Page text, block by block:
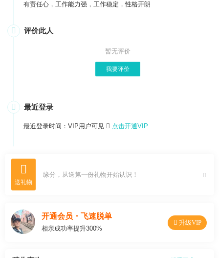
有责任心，工作能力强，工作稳定，性格开朗
 评价此人
暂无评价
我要评价
 最近登录
最近登录时间：VIP用户可见  点击开通VIP
 缘分，从送第一份礼物开始认识！
开通会员・飞速脱单
相亲成功率提升300%
 升级VIP